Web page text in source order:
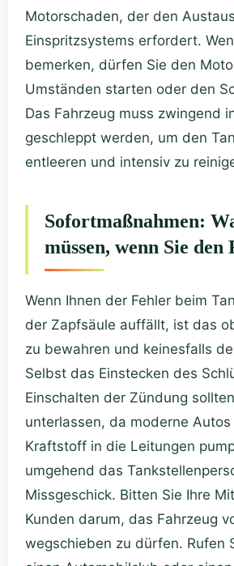
Motorschaden, der den
Einspritzsystems erfordert.
bemerken, dürfen Sie den
Umständen starten oder den
Das Fahrzeug muss zwingend
geschleppt werden, um den
entleeren und intensiv zu
Sofortmaßnahmen:
müssen, wenn Sie
Wenn Ihnen der Fehler beim
der Zapfsäule auffällt, ist das
zu bewahren und keinesfalls
Selbst das Einstecken des
Einschalten der Zündung
unterlassen, da moderne
Kraftstoff in die Leitungen
umgehend das
Missgeschick. Bitten Sie Ihre
Kunden darum, das Fahrzeug
wegschieben zu dürfen. Rufen